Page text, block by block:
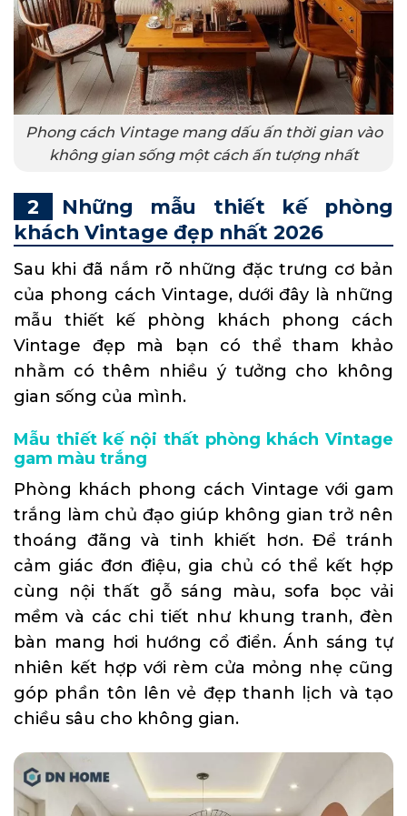
Phong cách Vintage mang dấu ấn thời gian vào
không gian sống một cách ấn tượng nhất
Những mẫu thiết kế phòng
khách Vintage đẹp nhất 2026
Sau khi đã nắm rõ những đặc trưng cơ bản
của phong cách Vintage, dưới đây là những
mẫu thiết kế phòng khách phong cách
Vintage đẹp mà bạn có thể tham khảo
nhằm có thêm nhiều ý tưởng cho không
gian sống của mình.
Mẫu thiết kế nội thất phòng khách Vintage
gam màu trắng
Phòng khách phong cách Vintage với gam
trắng làm chủ đạo giúp không gian trở nên
thoáng đãng và tinh khiết hơn. Để tránh
cảm giác đơn điệu, gia chủ có thể kết hợp
cùng nội thất gỗ sáng màu, sofa bọc vải
mềm và các chi tiết như khung tranh, đèn
bàn mang hơi hướng cổ điển. Ánh sáng tự
nhiên kết hợp với rèm cửa mỏng nhẹ cũng
góp phần tôn lên vẻ đẹp thanh lịch và tạo
chiều sâu cho không gian.